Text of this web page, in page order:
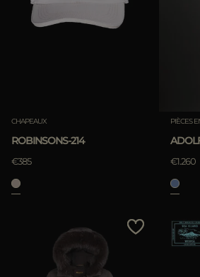
CHAPEAUX
ROBINSONS-214
€385
PIÈCES
€1.260